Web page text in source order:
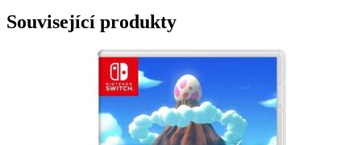
Související produkty